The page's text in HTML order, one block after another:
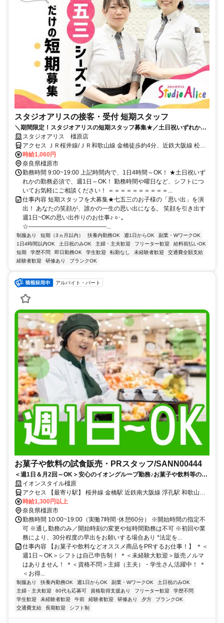
スタジオアリスの接客・受付 短期スタッフ
＼期間限定！スタジオアリスの短期スタッフ募集★／土日祝いずれかの
勤務必須で週1日、1日4h～OK！
スタジオアリス 橿原店
アクセス ＪＲ桜井線/ＪＲ和歌山線 金橋徒歩約4分、近鉄大阪線 松塚
徒歩約22分、近鉄南大阪線 坊城徒歩約22分 桜井線 金橋駅より徒歩5
分 ※国道24号線沿いイオンモール橿原アルル駐車場北出入口隣
時給1,060円
奈良県橿原市
勤務時間 9:00~19:00 上記時間内で、1日4時間～OK！ ★土日祝いず
れかの勤務必須で、週1日～OK！ 勤務時間や曜日など、シフトにつ
いてお気軽にご相談ください！ ＝＝＝＝＝＝＝＝＝＝...
仕事内容 短期スタッフを大募集★七五三のお子様の「思い出」を演
出！ あなたの笑顔が、誰かの一生の思い出になる。 笑顔を引き出す
週1日~OKの思い出作りのお仕事♪ ○･｡
☆―――――――――――――...
制服あり 短期（3ヵ月以内） 扶養内勤務OK 週1日からOK
副業・WワークOK
1日4時間以内OK
土日祝のみOK 主婦・主夫歓迎 フリーター歓迎
給料前払いOK
短期
学歴不問 即日勤務OK 学生歓迎 転勤なし 未経験者歓迎
交通費全額支給
経験者歓迎
研修あり ブランクOK
アルバイト・パート
お菓子や飲料の試食販売・PRスタッフ/SANN00444
＜週1日＆月2回～OK＞安心のイオングループ勤務♪お菓子や飲料等の
PR♪事前研修で未経験も安心＊20～60代活躍中
イオンスタイル橿原
アクセス 【最寄り駅】 桜井線 金橋駅 近鉄南大阪線 浮孔駅 和歌山線
高田駅
時給1,300円以上
奈良県橿原市
勤務時間 10:00~19:00（実働7時間･休憩60分） ※開始時間の指定不
可 ※通し勤務のみ／開始時刻の変更や短時間勤務は不可 ※初回や業
務により、30分程度の早出をお願いする場合あり *法定を...
仕事内容 【お菓子や飲料などオススメ商品をPRするお仕事！】 ＊＜
週1日～OK＞シフトは自己申告制！ ＊＜未経験大歓迎＞販売ノルマ
はありません！ ＊＜資格不問＞主婦（主夫）・学生さん活躍中！ ＊
＜お得...
制服あり 扶養内勤務OK 週1日からOK 副業・WワークOK
土日祝のみOK
主婦・主夫歓迎
60代も応募可 資格取得支援あり フリーター歓迎
学歴不問
学生歓迎
未経験者歓迎 午前 経験者歓迎 研修あり 夕方
ブランクOK
交通費支給
長期歓迎 シフト制